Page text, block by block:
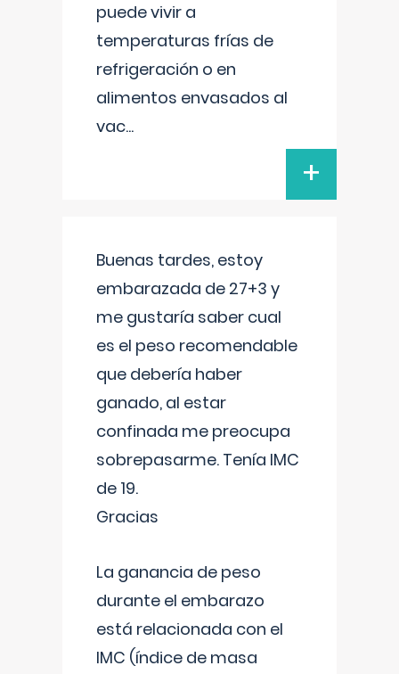
puede vivir a
temperaturas frías de
refrigeración o en
alimentos envasados al
vac...
+
Buenas tardes, estoy
embarazada de 27+3 y
me gustaría saber cual
es el peso recomendable
que debería haber
ganado, al estar
confinada me preocupa
sobrepasarme. Tenía IMC
de 19.
Gracias
La ganancia de peso
durante el embarazo
está relacionada con el
IMC (índice de masa